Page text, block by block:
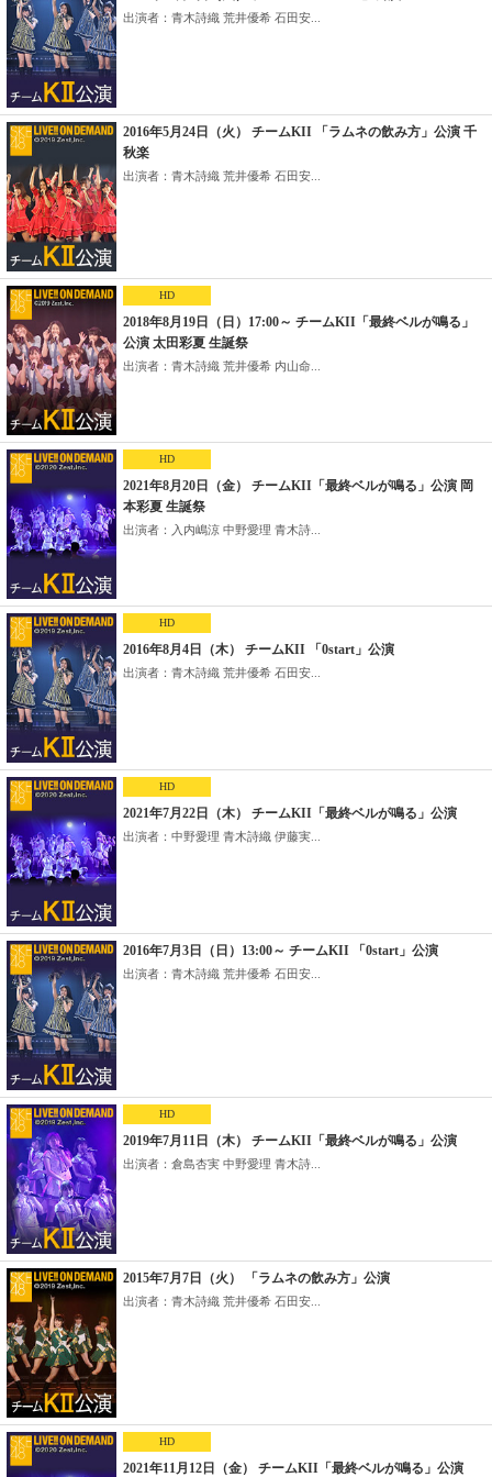
出演者：青木詩織 荒井優希 石田安...
2016年5月24日（火） チームKII 「ラムネの飲み方」公演 千
秋楽
出演者：青木詩織 荒井優希 石田安...
HD
2018年8月19日（日）17:00～ チームKII「最終ベルが鳴る」
公演 太田彩夏 生誕祭
出演者：青木詩織 荒井優希 内山命...
HD
2021年8月20日（金） チームKII「最終ベルが鳴る」公演 岡
本彩夏 生誕祭
出演者：入内嶋涼 中野愛理 青木詩...
HD
2016年8月4日（木） チームKII 「0start」公演
出演者：青木詩織 荒井優希 石田安...
HD
2021年7月22日（木） チームKII「最終ベルが鳴る」公演
出演者：中野愛理 青木詩織 伊藤実...
2016年7月3日（日）13:00～ チームKII 「0start」公演
出演者：青木詩織 荒井優希 石田安...
HD
2019年7月11日（木） チームKII「最終ベルが鳴る」公演
出演者：倉島杏実 中野愛理 青木詩...
2015年7月7日（火） 「ラムネの飲み方」公演
出演者：青木詩織 荒井優希 石田安...
HD
2021年11月12日（金） チームKII「最終ベルが鳴る」公演